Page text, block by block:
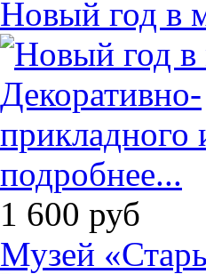
Новый год в
подробнее...
1 600 руб
Музей